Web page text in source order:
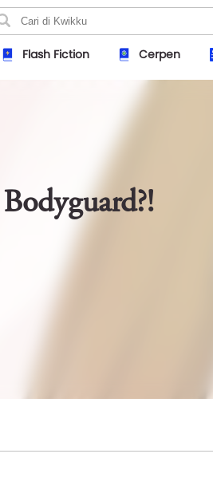
Flash Fiction Cerpen